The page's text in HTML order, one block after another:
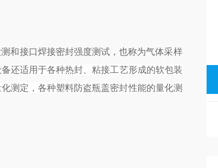
和接口焊接密封强度测试，也称为气体采样
备还适用于各种热封、粘接工艺形成的软包装
测定，各种塑料防盗瓶盖密封性能的量化测